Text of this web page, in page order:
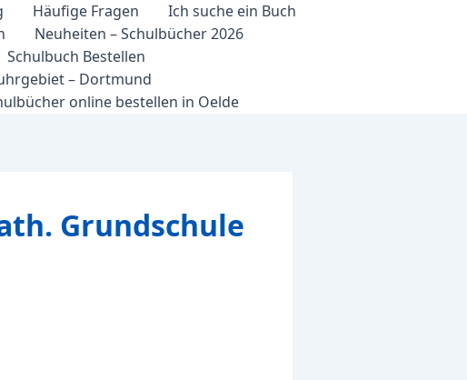
Häufige Fragen
Ich suche ein Buch
Neuheiten – Schulbücher 2026
Schulbuch Bestellen
– Dortmund
online bestellen in Oelde
Grundschule